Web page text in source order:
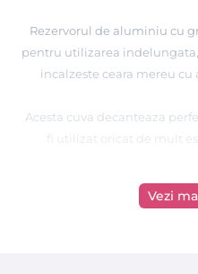
Rezervorul de aluminiu cu
pentru utilizarea
incalzeste ceara mereu cu
Acesta cuva decanteaza
fi utilizat oricat de mult
Incalzitorul are sistem
Vezi